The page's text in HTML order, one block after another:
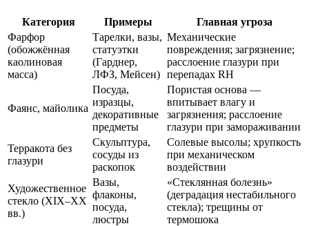
Категория Примеры
Главная угроза
Фарфор
(обожжённая
каолиновая
масса)
Тарелки, вазы,
статуэтки
(Гарднер,
ЛФЗ, Мейсен)
Механические
повреждения; загрязнение;
расслоение глазури при
перепадах RH
Фаянс, майолика
Посуда,
изразцы,
декоративные
предметы
Пористая основа —
впитывает влагу и
загрязнения; расслоение
глазури при замораживании
Терракота без
глазури
Скульптура,
сосуды из
раскопок
Солевые высолы; хрупкость
при механическом
воздействии
Художественное
стекло (XIX–XX
вв.)
Вазы,
флаконы,
посуда,
люстры
«Стеклянная болезнь»
(деградация нестабильного
стекла); трещины от
термошока